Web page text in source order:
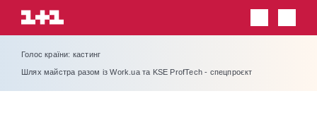
Голос країни: кастинг
Шлях майстра разом із Work.ua та KSE ProfTech - спецпроєкт